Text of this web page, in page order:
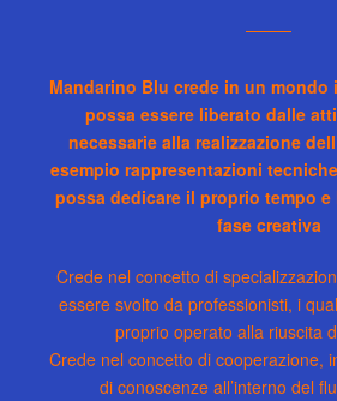
Mandarino Blu crede in un
possa essere liberato dalle
necessarie alla realizzazione
esempio rappresentazioni
possa dedicare il proprio tempo e
fase creativa
Crede nel concetto di
essere svolto da professionisti, i
proprio operato alla riuscita
Crede nel concetto di cooperazione,
di conoscenze all’interno del